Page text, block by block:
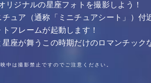
リジナルの星座フォトを撮影しよう！
ュア（通称「ミニチュアシート」）付
フレームが起動します！
座が舞うこの時期だけのロマンチック
中は撮影禁止ですのでご注意ください。